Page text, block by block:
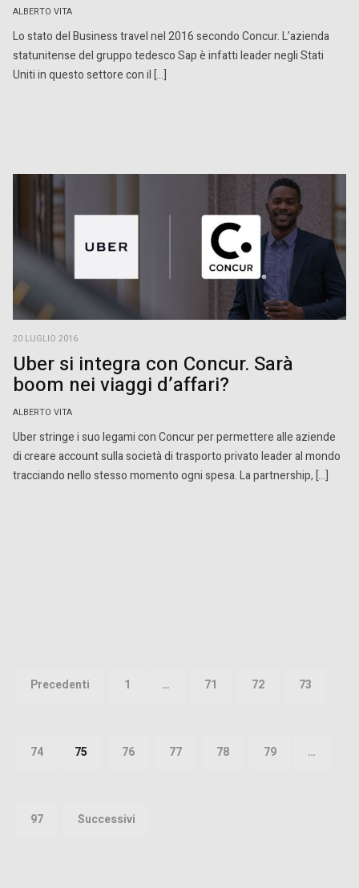
ALBERTO VITA
Lo stato del Business travel nel 2016 secondo Concur. L’azienda
statunitense del gruppo tedesco Sap è infatti leader negli Stati
Uniti in questo settore con il […]
20 LUGLIO 2016
Uber si integra con Concur. Sarà
boom nei viaggi d’affari?
ALBERTO VITA
Uber stringe i suo legami con Concur per permettere alle aziende
di creare account sulla società di trasporto privato leader al mondo
tracciando nello stesso momento ogni spesa. La partnership, […]
degli
articoli
Precedenti 1 … 71 72 73
74 75 76 77 78 79 …
97 Successivi